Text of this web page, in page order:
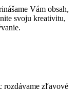
Vám obsah,
svoju kreativitu,
rozdávame zľavové